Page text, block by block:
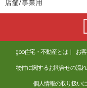
富山県富山市下新町
住 所
専有面積
間取り
富山県富山市奥田町
店舗/事業用
goo住宅・不動産とは お
物件に関するお問合せの流れ
個人情報の取り扱い